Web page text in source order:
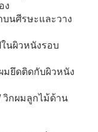
ง
นศีรษะและวาง
ในผิวหนังรอบ
มยึดติดกับผิวหนัง
กผมลูกไม้ด้าน